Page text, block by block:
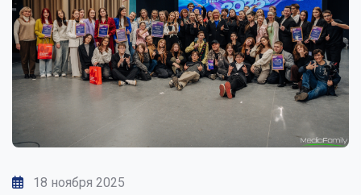
18 ноября 2025